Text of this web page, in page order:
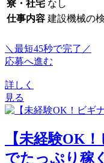
寮・社宅 なし
仕事内容 建設機械の
＼最短45秒で完了／
応募へ進む
詳しく
見る
【未経験OK
でたっぷり稼